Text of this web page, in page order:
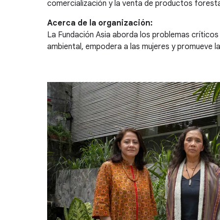
comercialización y la venta de productos
Acerca de la organización:
La Fundación Asia aborda los problemas
ambiental, empodera a las mujeres y promueve